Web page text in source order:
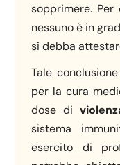
sopprimere.
nessuno è in
si debba
Tale
per la cura
dose di
sistema
esercito di